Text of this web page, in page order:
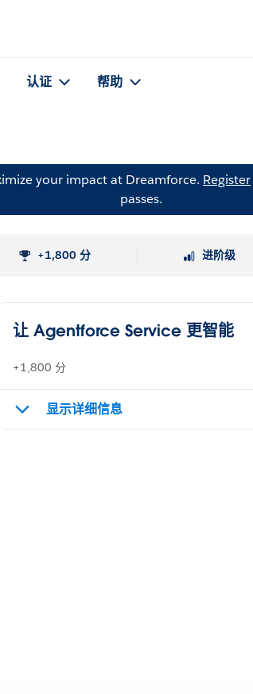
认证 帮助
your impact at Dreamforce. Register
passes.
+1,800 分 进阶级
让 Agentforce Service 更智能
+1,800 分
显示详细信息